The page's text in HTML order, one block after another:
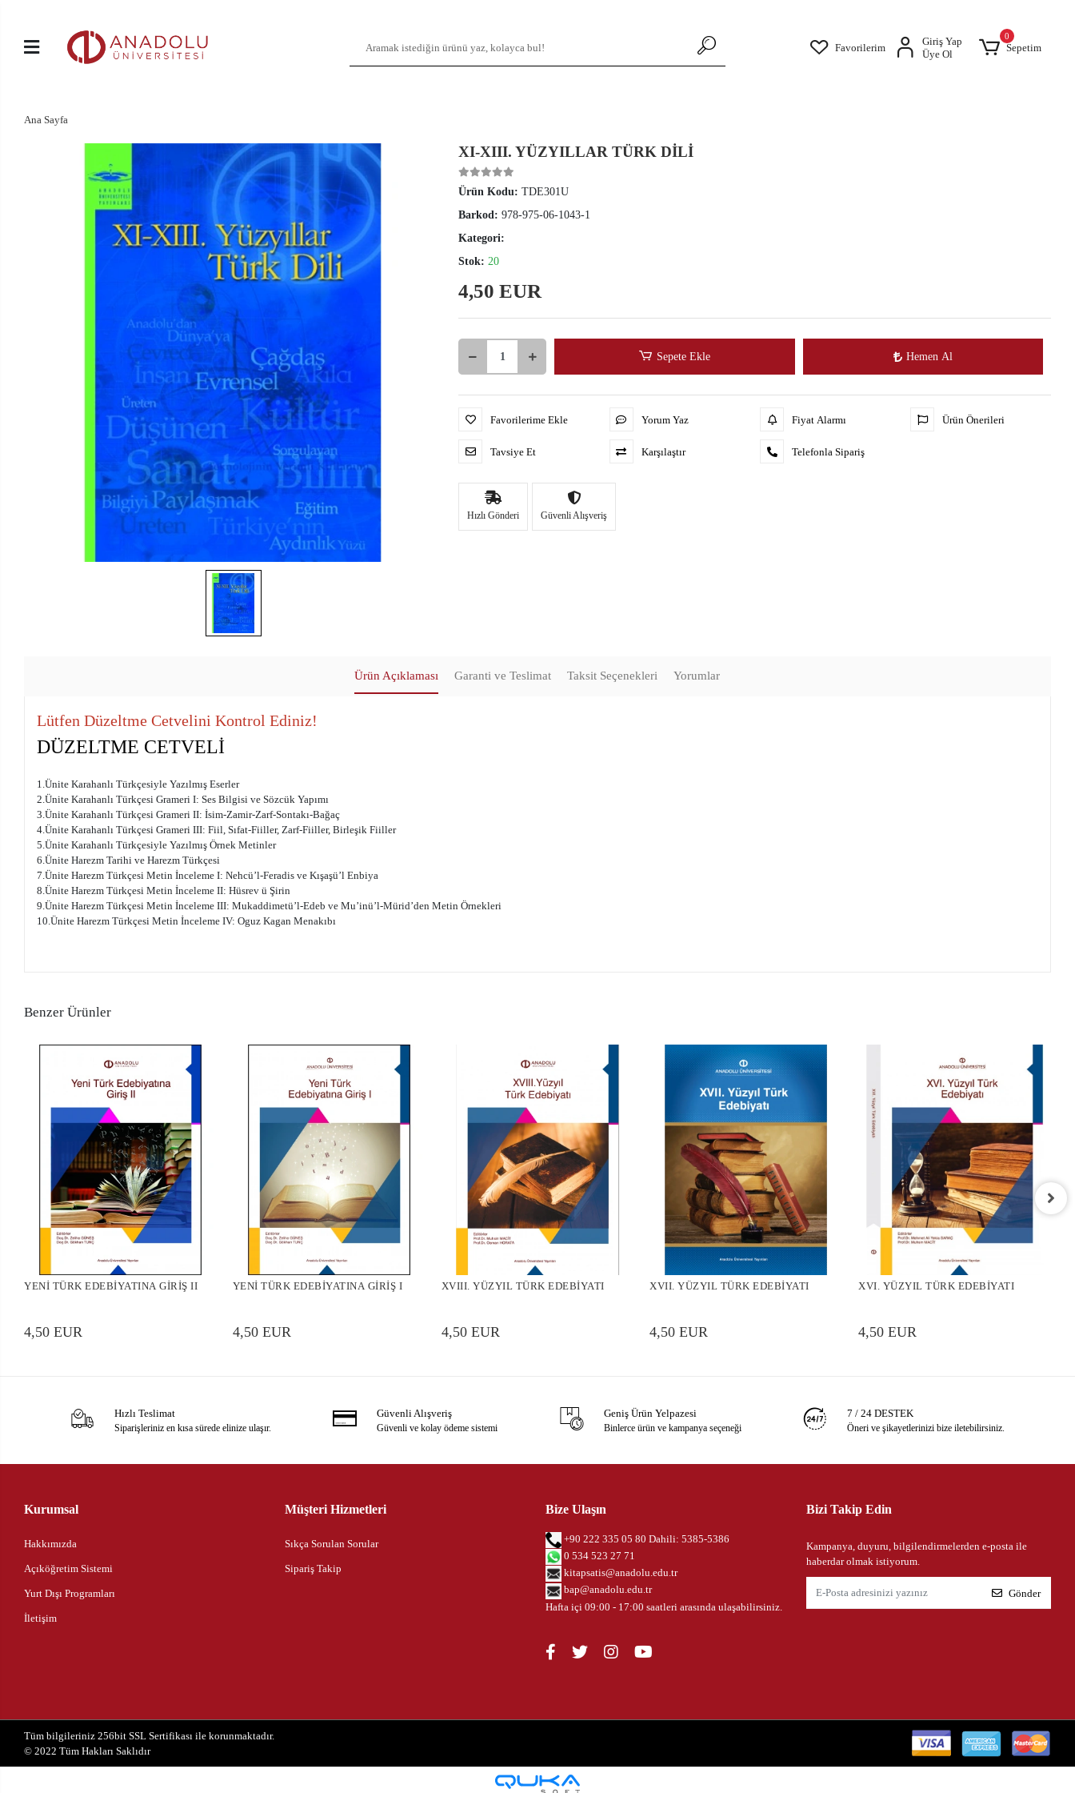
Favorilerim
Giriş Yap
Üye Ol
0
Sepetim
Ana Sayfa
XI-XIII. YÜZYILLAR TÜRK DİLİ
Ürün Kodu:TDE301U
Barkod:978-975-06-1043-1
Kategori:
Stok:20
4,50 EUR
Sepete Ekle Hemen Al
Favorilerime Ekle
Tavsiye Et
Yorum Yaz
Karşılaştır
Fiyat Alarmı
Telefonla Sipariş
Ürün Önerileri
Hızlı Gönderi Güvenli Alışveriş
Ürün Açıklaması Garanti ve Teslimat Taksit Seçenekleri Yorumlar
Lütfen Düzeltme Cetvelini Kontrol Ediniz!
DÜZELTME CETVELİ
1.Ünite Karahanlı Türkçesiyle Yazılmış Eserler
2.Ünite Karahanlı Türkçesi Grameri I: Ses Bilgisi ve Sözcük Yapımı
3.Ünite Karahanlı Türkçesi Grameri II: İsim-Zamir-Zarf-Sontakı-Bağaç
4.Ünite Karahanlı Türkçesi Grameri III: Fiil, Sıfat-Fiiller, Zarf-Fiiller, Birleşik Fiiller
5.Ünite Karahanlı Türkçesiyle Yazılmış Örnek Metinler
6.Ünite Harezm Tarihi ve Harezm Türkçesi
7.Ünite Harezm Türkçesi Metin İnceleme I: Nehcü’l-Feradis ve Kışaşü’l Enbiya
8.Ünite Harezm Türkçesi Metin İnceleme II: Hüsrev ü Şirin
9.Ünite Harezm Türkçesi Metin İnceleme III: Mukaddimetü’l-Edeb ve Mu’inü’l-Mürid’den Metin Örnekleri
10.Ünite Harezm Türkçesi Metin İnceleme IV: Oguz Kagan Menakıbı
Benzer Ürünler
YENİ TÜRK EDEBİYATINA GİRİŞ II
4,50 EUR
YENİ TÜRK EDEBİYATINA GİRİŞ I
4,50 EUR
XVIII. YÜZYIL TÜRK EDEBİYATI
4,50 EUR
XVII. YÜZYIL TÜRK EDEBİYATI
4,50 EUR
XVI. YÜZYIL TÜRK EDEBİYATI
4,50 EUR
Hızlı Teslimat
Siparişleriniz en kısa sürede elinize ulaşır.
Güvenli Alışveriş
Güvenli ve kolay ödeme sistemi
Geniş Ürün Yelpazesi
Binlerce ürün ve kampanya seçeneği
7 / 24 DESTEK
Öneri ve şikayetlerinizi bize iletebilirsiniz.
Kurumsal
Hakkımızda
Açıköğretim Sistemi
Yurt Dışı Programları
İletişim
Müşteri Hizmetleri
Sıkça Sorulan Sorular
Sipariş Takip
Bize Ulaşın
+90 222 335 05 80 Dahili: 5385-5386
0 534 523 27 71
kitapsatis@anadolu.edu.tr
bap@anadolu.edu.tr
Hafta içi 09:00 - 17:00 saatleri arasında ulaşabilirsiniz.
Bizi Takip Edin
Kampanya, duyuru, bilgilendirmelerden e-posta ile
haberdar olmak istiyorum.
Gönder
Tüm bilgileriniz 256bit SSL Sertifikası ile korunmaktadır.
© 2022Tüm Hakları Saklıdır